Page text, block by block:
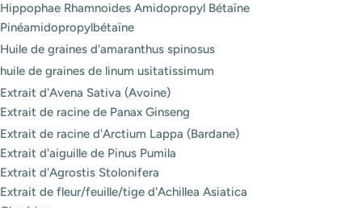
Hippophae Rhamnoides Amidopropyl Bétaïne
Pinéamidopropylbétaïne
Huile de graines d'amaranthus spinosus
huile de graines de linum usitatissimum
Extrait d'Avena Sativa (Avoine)
Extrait de racine de Panax Ginseng
Extrait de racine d'Arctium Lappa (Bardane)
Extrait d'aiguille de Pinus Pumila
Extrait d'Agrostis Stolonifera
Extrait de fleur/feuille/tige d'Achillea Asiatica